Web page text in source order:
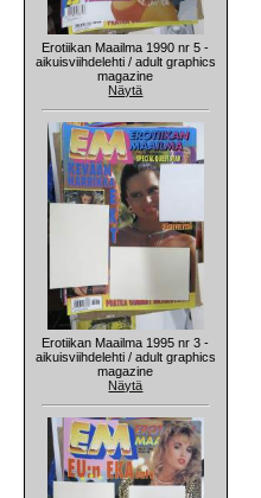
Erotiikan Maailma 1990 nr 5 -
aikuisviihdelehti / adult graphics
magazine
Näytä
Erotiikan Maailma 1995 nr 3 -
aikuisviihdelehti / adult graphics
magazine
Näytä